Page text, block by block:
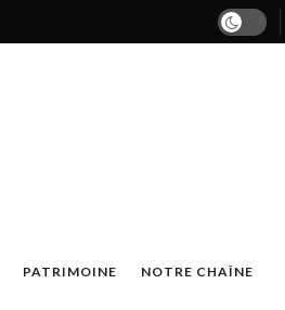
PATRIMOINE NOTRE CHAÎNE